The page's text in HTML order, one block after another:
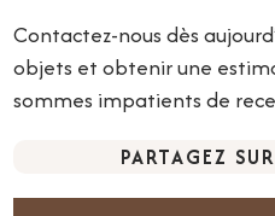
Contactez-nous dès
objets et obtenir une
sommes impatients de
PARTAGEZ SUR